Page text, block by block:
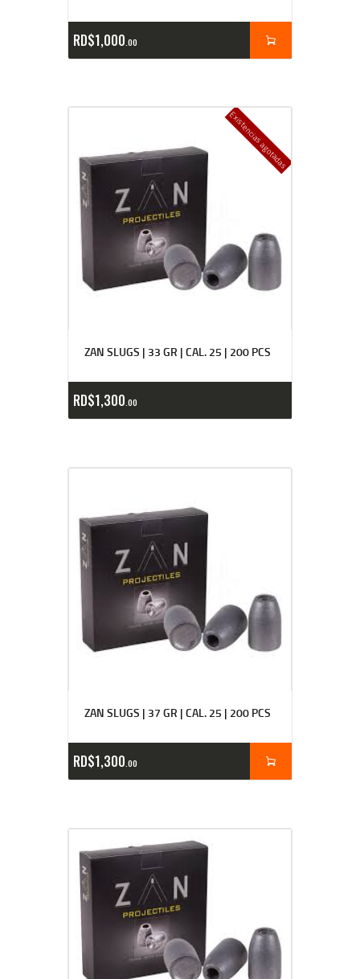
RD$1,000 00
Existencias agotadas
ZAN SLUGS | 33 GR | CAL. 25 | 200 PCS
RD$1,300 00
ZAN SLUGS | 37 GR | CAL. 25 | 200 PCS
RD$1,300 00